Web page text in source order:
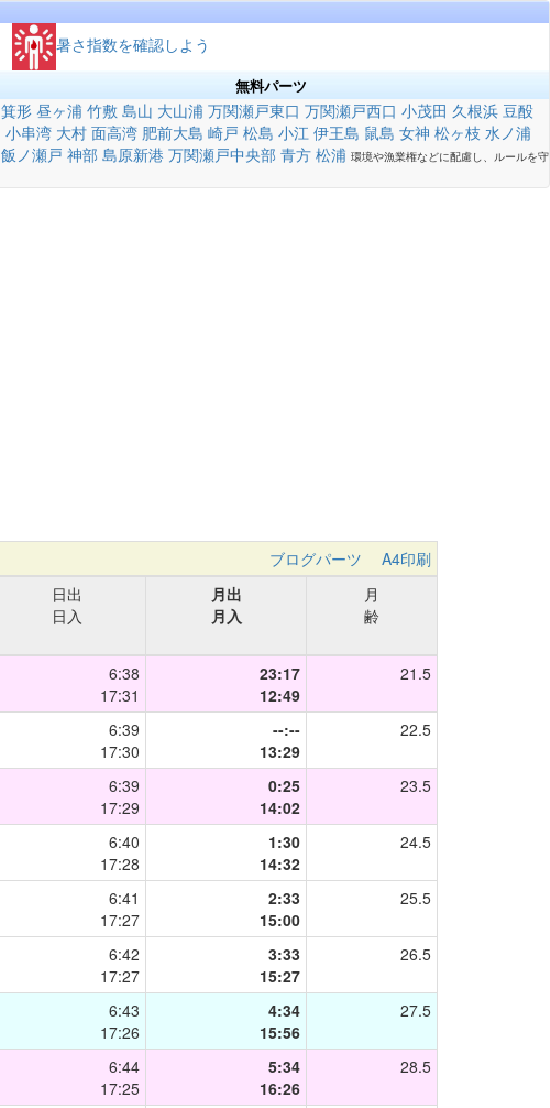
暑さ指数を確認しよう
無料パーツ
箕形 昼ヶ浦 竹敷 島山 大山浦 万関瀬戸東口 万関瀬戸西口 小茂田 久根浜 豆酘
小串湾 大村 面高湾 肥前大島 崎戸 松島 小江 伊王島 鼠島 女神 松ヶ枝 水ノ浦
飯ノ瀬戸 神部 島原新港 万関瀬戸中央部 青方 松浦 環境や漁業権などに配慮し、ルールを守
ブログパーツ
A4印刷
日出
日入
月出
月入
月
齢
6:38
17:31
23:17
12:49
21.5
6:39
17:30
--:--
13:29
22.5
6:39
17:29
0:25
14:02
23.5
6:40
17:28
1:30
14:32
24.5
6:41
17:27
2:33
15:00
25.5
6:42
17:27
3:33
15:27
26.5
6:43
17:26
4:34
15:56
27.5
6:44
17:25
5:34
16:26
28.5